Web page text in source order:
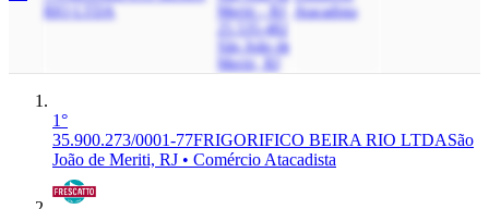
RIO LTDA
Meriti - RJ,
25.535-482
São João de
Meriti, RJ
Atacadista
1°
35.900.273/0001-77FRIGORIFICO BEIRA RIO LTDASão
João de Meriti, RJ • Comércio Atacadista